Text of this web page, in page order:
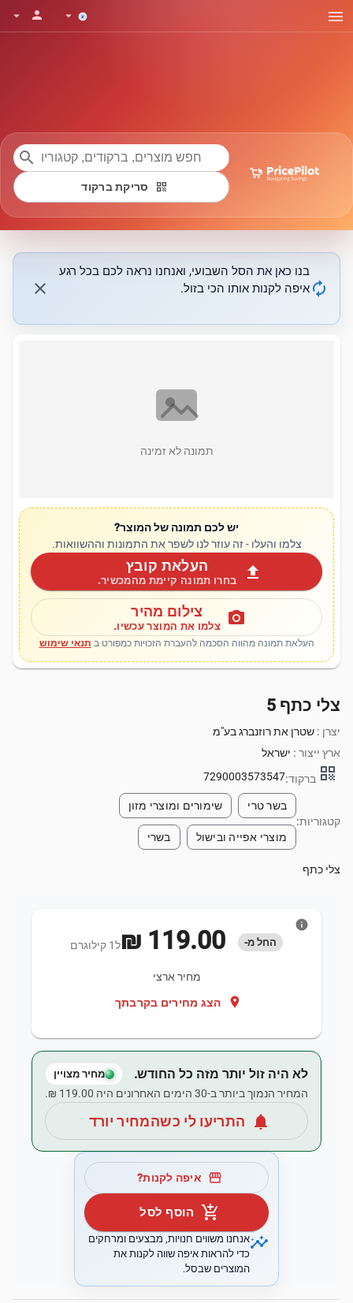
menu
arrow_drop_down
person
arrow_drop_down
search
qr_code סריקת ברקוד
autorenew
בנו כאן את הסל השבועי, ואנחנו נראה לכם בכל רגע
איפה לקנות אותו הכי בזול.
close
תמונה לא זמינה
יש לכם תמונה של המוצר?
צלמו והעלו - זה עוזר לנו לשפר את התמונות וההשוואות.
upload העלאת קובץ
בחרו תמונה קיימת מהמכשיר.
photo_camera צילום מהיר
צלמו את המוצר עכשיו.
העלאת תמונה מהווה הסכמה להעברת הזכויות כמפורט ב תנאי שימוש
צלי כתף 5
יצרן : שטרן את רוזנברג בע"מ
ארץ ייצור : ישראל
qr_code ברקוד:7290003573547
קטגוריות:
בשר טרי שימורים ומוצרי מזון
מוצרי אפייה ובישול בשרי
צלי כתף
החל מ- ל1 קילוגרם
מחיר ארצי
location_on הצג מחירים בקרבתך
info
לא היה זול יותר מזה כל החודש. מחיר מצויין
המחיר הנמוך ביותר ב-30 הימים האחרונים היה ‏119.00 ‏₪.
notifications התריעו לי כשהמחיר יורד
storefront איפה לקנות?
add_shopping_cart הוסף לסל
insightsאנחנו משווים חנויות, מבצעים ומרחקים
כדי להראות איפה שווה לקנות את
המוצרים שבסל.